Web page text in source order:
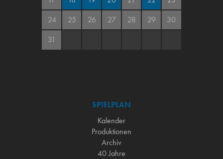
24
25 26 27 28 29
30
31
SPIELPLAN
Kalender
Produktionen
Archiv
40 Jahre